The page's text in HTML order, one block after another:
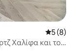
Μέση
5 (8)
Χαλίφα και το